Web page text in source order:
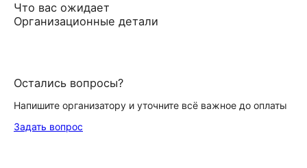
Что вас ожидает
Организационные детали
Остались вопросы?
Напишите организатору и уточните всё важное до оплаты
Задать вопрос